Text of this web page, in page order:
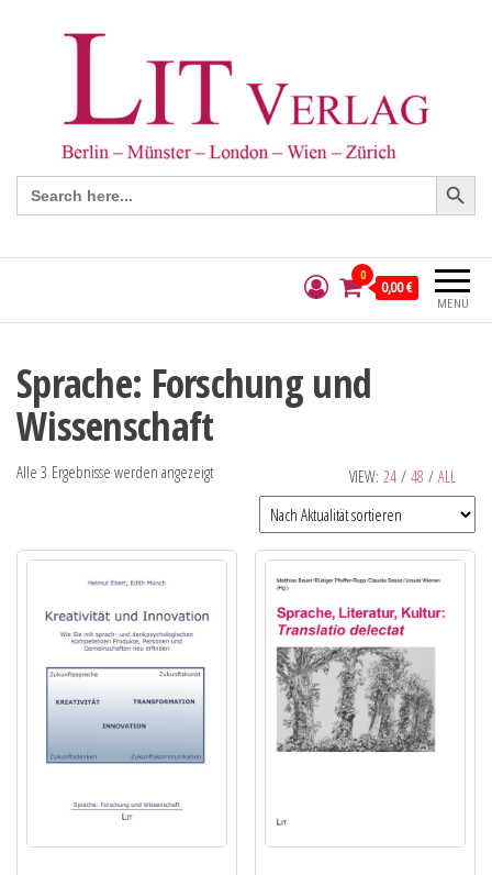
Search
for:
Search Button
MENÜ
0
0,00 €
Sprache: Forschung und
Wissenschaft
VIEW: 24 / 48 / ALL
Alle 3 Ergebnisse werden angezeigt